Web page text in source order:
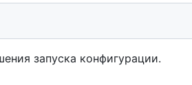
запуска конфигурации.